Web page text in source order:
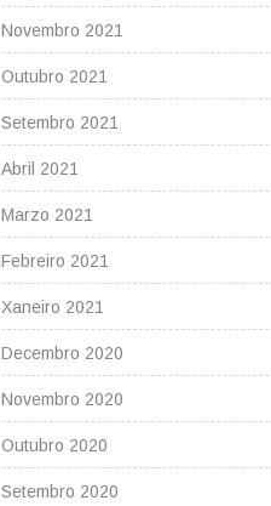
Novembro 2021
Outubro 2021
Setembro 2021
Abril 2021
Marzo 2021
Febreiro 2021
Xaneiro 2021
Decembro 2020
Novembro 2020
Outubro 2020
Setembro 2020